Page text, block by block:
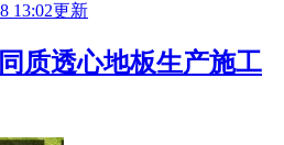
13:02更新
质透心地板生产施工